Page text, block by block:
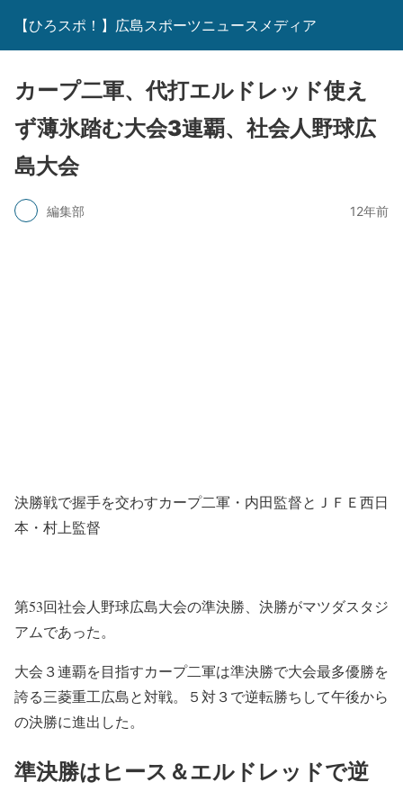
【ひろスポ！】広島スポーツニュースメディア
カープ二軍、代打エルドレッド使え
ず薄氷踏む大会3連覇、社会人野球広
島大会
編集部 12年前
決勝戦で握手を交わすカープ二軍・内田監督とＪＦＥ西日
本・村上監督
第53回社会人野球広島大会の準決勝、決勝がマツダスタジ
アムであった。
大会３連覇を目指すカープ二軍は準決勝で大会最多優勝を
誇る三菱重工広島と対戦。５対３で逆転勝ちして午後から
の決勝に進出した。
準決勝はヒース＆エルドレッドで逆